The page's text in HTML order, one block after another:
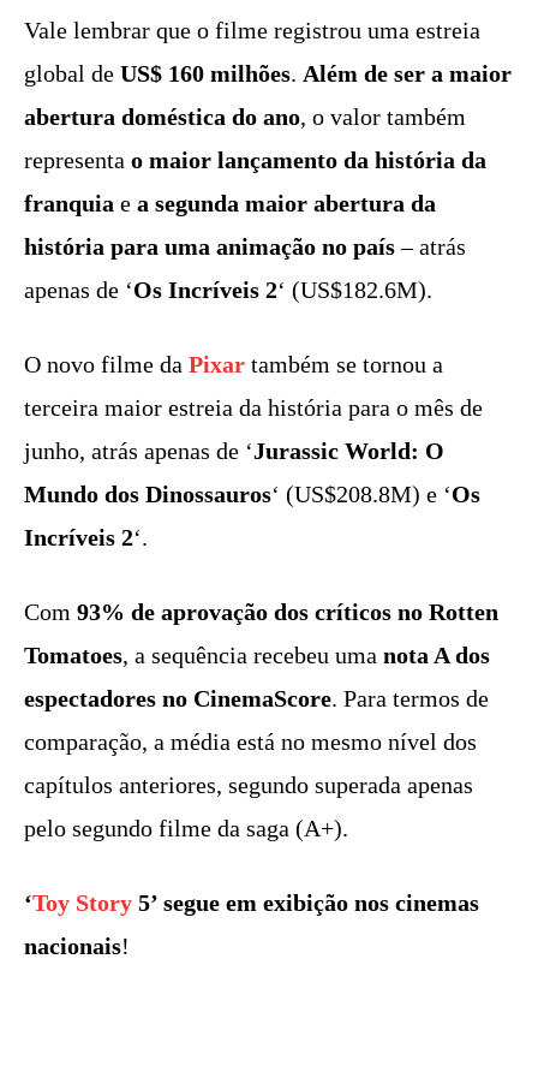
Vale lembrar que o filme registrou uma estreia
global de US$ 160 milhões. Além de ser a maior
abertura doméstica do ano, o valor também
representa o maior lançamento da história da
franquia e a segunda maior abertura da
história para uma animação no país– atrás
apenas de ‘Os Incríveis 2‘ (US$182.6M).
O novo filme da Pixar também se tornou a
terceira maior estreia da história para o mês de
junho, atrás apenas de ‘Jurassic World: O
Mundo dos Dinossauros‘ (US$208.8M) e ‘Os
Incríveis 2‘.
Com 93% de aprovação dos críticos no Rotten
Tomatoes, a sequência recebeu uma nota A dos
espectadores no CinemaScore. Para termos de
comparação, a média está no mesmo nível dos
capítulos anteriores, segundo superada apenas
pelo segundo filme da saga (A+).
‘Toy Story 5’ segue em exibição nos cinemas
nacionais!